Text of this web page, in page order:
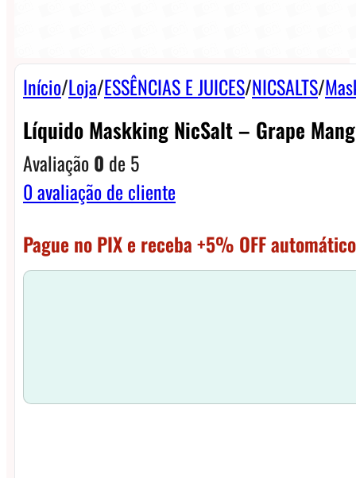
Início/Loja/ESSÊNCIAS E JUICES/NICSALTS/
Líquido Maskking NicSalt – Grape
Avaliação0 de 5
0avaliação de cliente
Pague no PIX e receba +5% OFF